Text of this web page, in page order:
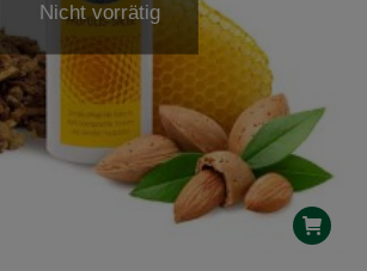
Nicht vorrätig